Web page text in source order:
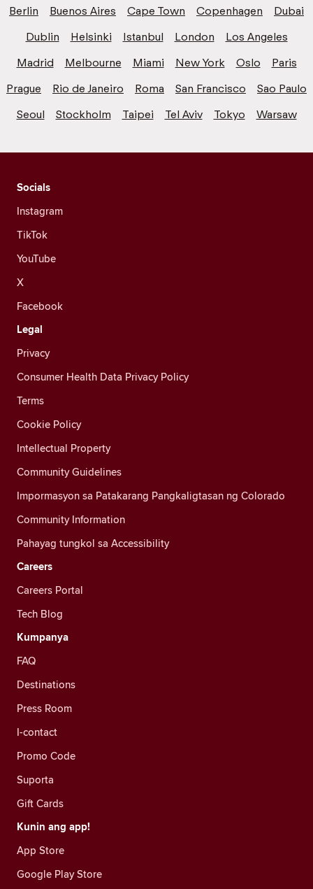
Berlin
Buenos Aires Cape Town Copenhagen
Dubai
Dublin
Helsinki Istanbul London
Los Angeles
Madrid
Melbourne Miami New York Oslo
Paris
Prague
Rio de Janeiro Roma San Francisco
Sao Paulo
Seoul
Stockholm Taipei Tel Aviv Tokyo Warsaw
Socials
Instagram
TikTok
YouTube
X
Facebook
Legal
Privacy
Consumer Health Data Privacy Policy
Terms
Cookie Policy
Intellectual Property
Community Guidelines
Impormasyon sa Patakarang Pangkaligtasan ng Colorado
Community Information
Pahayag tungkol sa Accessibility
Careers
Careers Portal
Tech Blog
Kumpanya
FAQ
Destinations
Press Room
I-contact
Promo Code
Suporta
Gift Cards
Kunin ang app!
App Store
Google Play Store